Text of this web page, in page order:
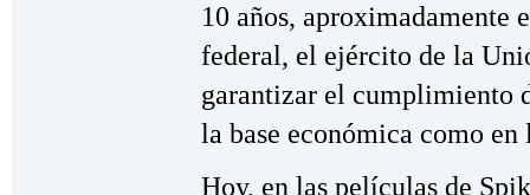
10 años,
federal, el ejército de la
garantizar el cumplimiento
la base económica como
Hoy, en las películas de